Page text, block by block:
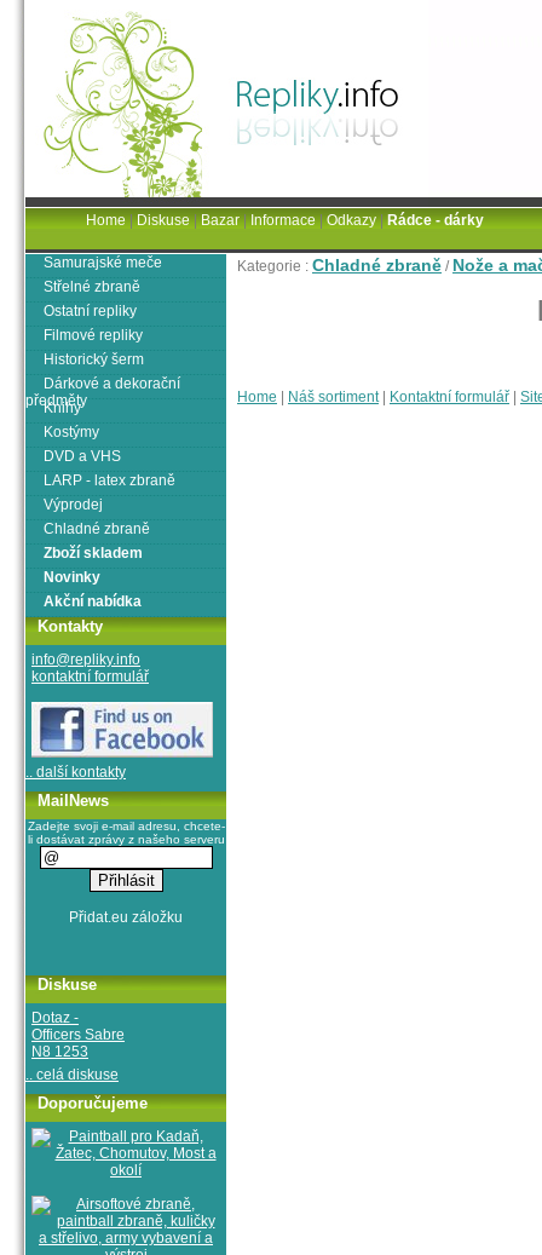
Kategorie : Chladné zbraně / Nože a
Home Náš sortiment| Kontaktní formulář
Samurajské meče
Střelné zbraně
Ostatní repliky
Filmové repliky
Historický šerm
Dárkové a dekorační
předměty
Knihy
Kostýmy
DVD a VHS
LARP - latex zbraně
Výprodej
Chladné zbraně
Zboží skladem
Novinky
Akční nabídka
Kontakty
info@repliky.info
kontaktní formulář
.. další kontakty
MailNews
Zadejte svoji e-mail adresu, chcete-
li dostávat zprávy z našeho serveru
Diskuse
Dotaz -
Officers Sabre
N8 1253
.. celá diskuse
Doporučujeme
Home|Diskuse|Bazar|Informace|Odkazy|Rádce - dárky